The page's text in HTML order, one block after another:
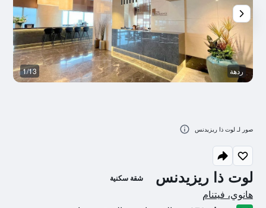
لوت ذا ريزيدنس شقة سكنية
تقييم فئة 0
هانوي، فيتنام
ردهة 1/13
صور لـ لوت ذا ريزيدنس